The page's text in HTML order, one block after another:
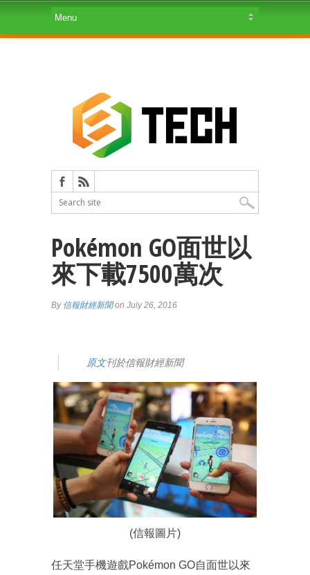
Pokémon GO面世以
來下載7500萬次
By 信報財經新聞on July 26, 2016
原文刊於信報財經新聞
(信報圖片)
任天堂手機遊戲Pokémon GO自面世以來